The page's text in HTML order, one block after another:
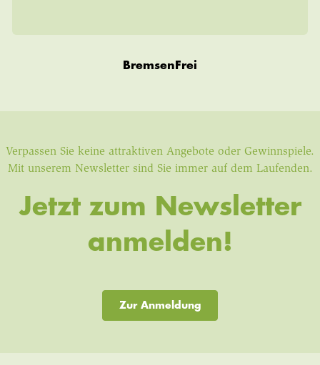
BremsenFrei
Verpassen Sie keine attraktiven Angebote oder Gewinnspiele.
Mit unserem Newsletter sind Sie immer auf dem Laufenden.
Jetzt zum Newsletter
anmelden!
Zur Anmeldung